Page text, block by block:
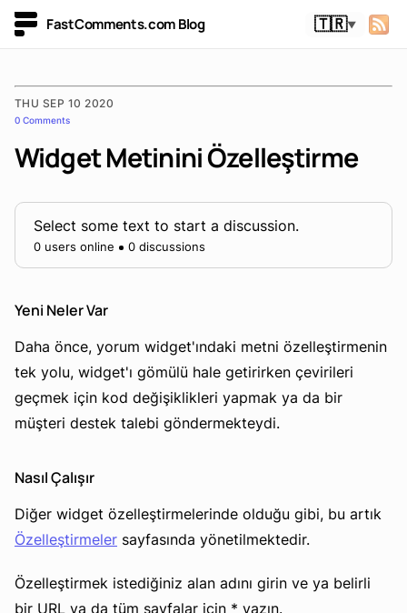
FastComments.com Blog 🇹🇷▼
THU SEP 10 2020
0 Comments
Widget Metinini Özelleştirme
Select some text to start a discussion.
0 users online 0 discussions
Yeni Neler Var
Daha önce, yorum widget'ındaki metni özelleştirmenin
tek yolu, widget'ı gömülü hale getirirken çevirileri
geçmek için kod değişiklikleri yapmak ya da bir
müşteri destek talebi göndermekteydi.
Nasıl Çalışır
Diğer widget özelleştirmelerinde olduğu gibi, bu artık
Özelleştirmeler sayfasında yönetilmektedir.
Özelleştirmek istediğiniz alan adını girin ve ya belirli
bir URL ya da tüm sayfalar için * yazın.